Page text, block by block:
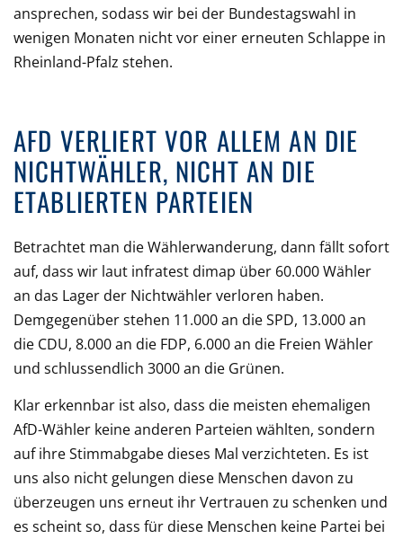
ansprechen, sodass wir bei der Bundestagswahl in
wenigen Monaten nicht vor einer erneuten Schlappe in
Rheinland-Pfalz stehen.
AFD VERLIERT VOR ALLEM AN DIE
NICHTWÄHLER, NICHT AN DIE
ETABLIERTEN PARTEIEN
Betrachtet man die Wählerwanderung, dann fällt sofort
auf, dass wir laut infratest dimap über 60.000 Wähler
an das Lager der Nichtwähler verloren haben.
Demgegenüber stehen 11.000 an die SPD, 13.000 an
die CDU, 8.000 an die FDP, 6.000 an die Freien Wähler
und schlussendlich 3000 an die Grünen.
Klar erkennbar ist also, dass die meisten ehemaligen
AfD-Wähler keine anderen Parteien wählten, sondern
auf ihre Stimmabgabe dieses Mal verzichteten. Es ist
uns also nicht gelungen diese Menschen davon zu
überzeugen uns erneut ihr Vertrauen zu schenken und
es scheint so, dass für diese Menschen keine Partei bei